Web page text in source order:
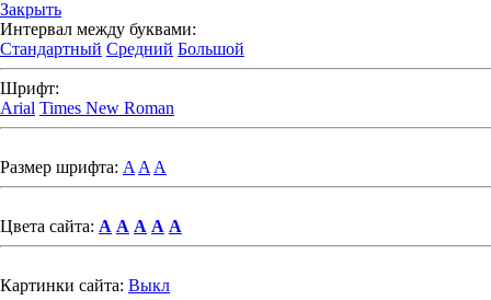
Закрыть
Интервал между буквами:
Стандартный Средний Большой
Шрифт:
Arial Times New Roman
Размер шрифта: A A A
Цвета сайта: A A A A A
Картинки сайта: Выкл